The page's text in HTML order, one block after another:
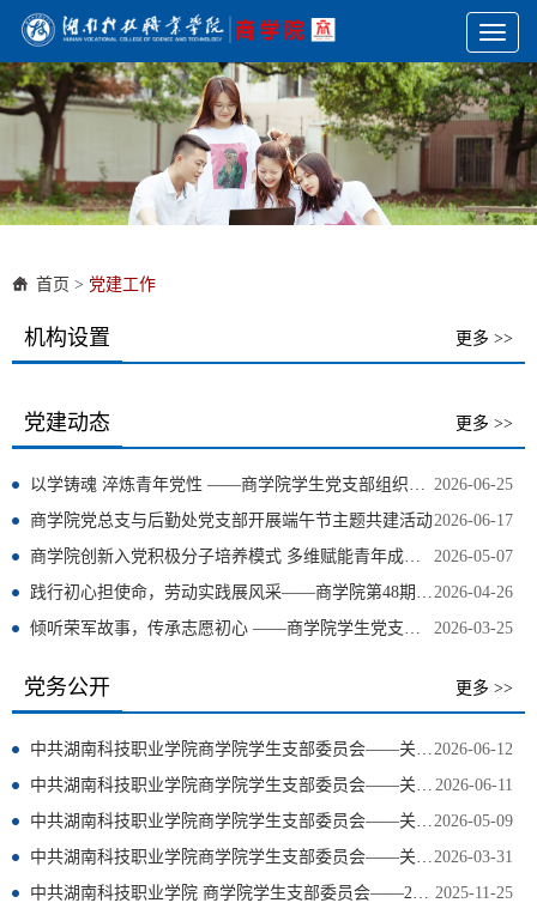
Toggle
首页 > 党建工作
机构设置 更多 >>
党建动态 更多 >>
2026-06-25
以学铸魂 淬炼青年党性 ——商学院学生党支部组织开展6月份政治理论学习
2026-06-17
商学院党总支与后勤处党支部开展端午节主题共建活动
2026-05-07
商学院创新入党积极分子培养模式 多维赋能青年成长成才
2026-04-26
践行初心担使命，劳动实践展风采——商学院第48期入党积极分子开展校园清洁劳动实践活动
2026-03-25
倾听荣军故事，传承志愿初心 ——商学院学生党支部赴省荣军抚优医院 开展主题党日志愿服务活动
党务公开 更多 >>
2026-06-12
中共湖南科技职业学院商学院学生支部委员会——关于拟确定吴丹丹等18名同志为预备党员的公示
2026-06-11
中共湖南科技职业学院商学院学生支部委员会——关于拟确定王师师等22名同志为正式党员的公示
2026-05-09
中共湖南科技职业学院商学院学生支部委员会——关于拟确定何璋驰等21名同志为发展对象的公示
2026-03-31
中共湖南科技职业学院商学院学生支部委员会——关于确定2026年上半年入党积极分子的公示
2025-11-25
中共湖南科技职业学院 商学院学生支部委员会——2025 年下半年发展预备党员公示